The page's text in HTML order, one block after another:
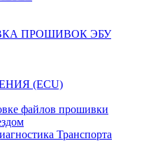
ПРОШИВОК ЭБУ
(ECU)
файлов прошивки
Транспорта